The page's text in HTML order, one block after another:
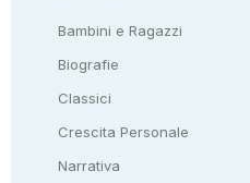
Bambini e Ragazzi
Biografie
Classici
Crescita Personale
Narrativa